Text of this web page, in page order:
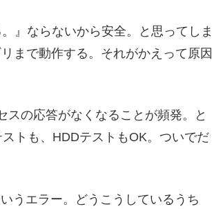
』ならないから安全。と思ってしま
まで動作する。それがかえって原因
の応答がなくなることが頻発。と
トも、HDDテストもOK。ついでだ
うエラー。どうこうしているうち